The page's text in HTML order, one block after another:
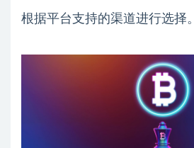
根据平台支持的渠道进行选择。